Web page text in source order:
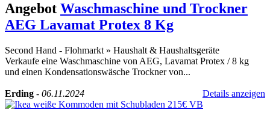
Angebot Waschmaschine und Trockner
AEG Lavamat Protex 8 Kg
Second Hand - Flohmarkt » Haushalt & Haushaltsgeräte
Verkaufe eine Waschmaschine von AEG, Lavamat Protex / 8 kg
und einen Kondensationswäsche Trockner von...
Erding - 06.11.2024 Details anzeigen